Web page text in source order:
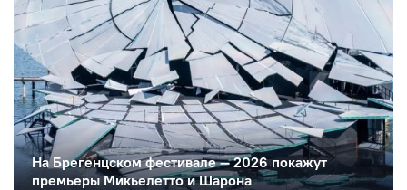
На Брегенцском фестивале — 2026 покажут
премьеры Микьелетто и Шарона